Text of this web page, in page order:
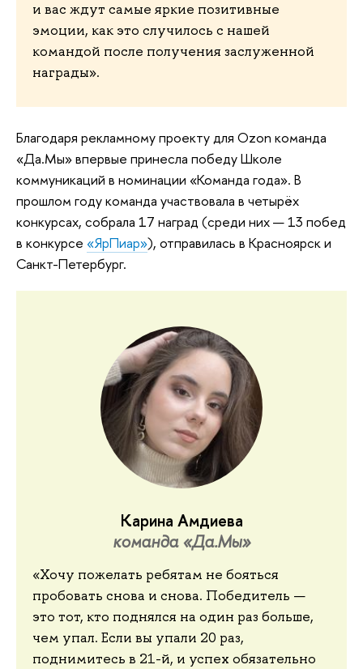
и вас ждут самые яркие позитивные
эмоции, как это случилось с нашей
командой после получения заслуженной
награды».
Благодаря рекламному проекту для Ozon команда
«Да.Мы» впервые принесла победу Школе
коммуникаций в номинации «Команда года». В
прошлом году команда участвовала в четырёх
конкурсах, собрала 17 наград (среди них — 13 побед
в конкурсе «ЯрПиар»), отправилась в Красноярск и
Санкт-Петербург.
Карина Амдиева
команда «Да.Мы»
«Хочу пожелать ребятам не бояться
пробовать снова и снова. Победитель —
это тот, кто поднялся на один раз больше,
чем упал. Если вы упали 20 раз,
поднимитесь в 21-й, и успех обязательно